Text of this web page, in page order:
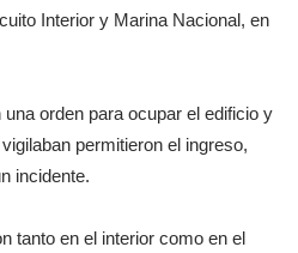
Interior y Marina Nacional, en
orden para ocupar el edificio y
permitieron el ingreso,
incidente.
tanto en el interior como en el